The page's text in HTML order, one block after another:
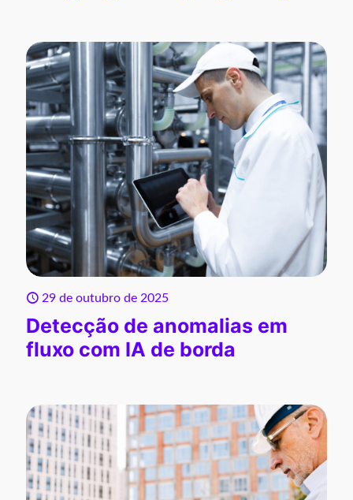
29 de outubro de 2025
Detecção de anomalias em
fluxo com IA de borda